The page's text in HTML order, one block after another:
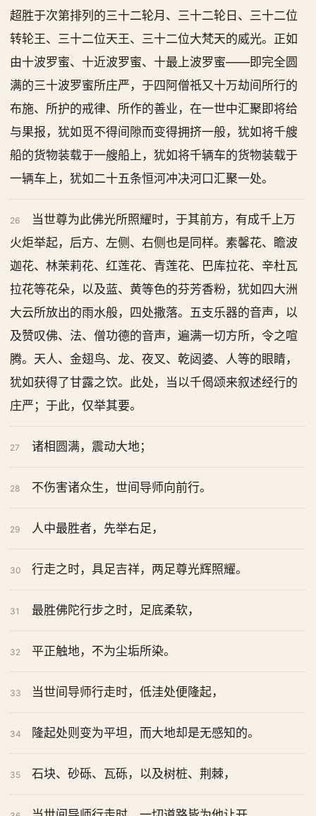
超胜于次第排列的三十二轮月、三十二轮日、三十二位
转轮王、三十二位天王、三十二位大梵天的威光。正如
由十波罗蜜、十近波罗蜜、十最上波罗蜜——即完全圆
满的三十波罗蜜所庄严，于四阿僧祇又十万劫间所行的
布施、所护的戒律、所作的善业，在一世中汇聚即将给
与果报，犹如觅不得间隙而变得拥挤一般，犹如将千艘
船的货物装载于一艘船上，犹如将千辆车的货物装载于
一辆车上，犹如二十五条恒河冲决河口汇聚一处。
26
当世尊为此佛光所照耀时，于其前方，有成千上万
火炬举起，后方、左侧、右侧也是同样。素馨花、瞻波
迦花、林茉莉花、红莲花、青莲花、巴库拉花、辛杜瓦
拉花等花朵，以及蓝、黄等色的芬芳香粉，犹如四大洲
大云所放出的雨水般，四处撒落。五支乐器的音声，以
及赞叹佛、法、僧功德的音声，遍满一切方所，令之喧
腾。天人、金翅鸟、龙、夜叉、乾闼婆、人等的眼睛，
犹如获得了甘露之饮。此处，当以千偈颂来叙述经行的
庄严；于此，仅举其要。
27 诸相圆满，震动大地；
28 不伤害诸众生，世间导师向前行。
29 人中最胜者，先举右足，
30 行走之时，具足吉祥，两足尊光辉照耀。
31 最胜佛陀行步之时，足底柔软，
32 平正触地，不为尘垢所染。
33 当世间导师行走时，低洼处便隆起，
34 隆起处则变为平坦，而大地却是无感知的。
35 石块、砂砾、瓦砾，以及树桩、荆棘，